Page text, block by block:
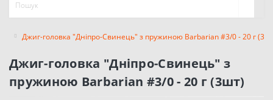
Джиг-головка "Дніпро-Свинець" з пружиною Barbarian #3/0 - 20 г
Джиг-головка "Дніпро-Свинець" з
пружиною Barbarian #3/0 - 20 г (3шт)